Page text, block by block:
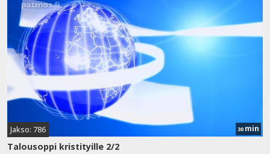
Jakso: 786 30 min
Talousoppi kristityille 2/2